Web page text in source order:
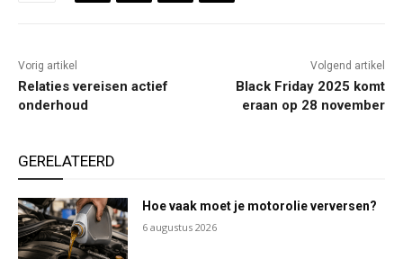
Vorig artikel
Relaties vereisen actief
onderhoud
Volgend artikel
Black Friday 2025 komt
eraan op 28 november
GERELATEERD
Hoe vaak moet je motorolie verversen?
6 augustus 2026